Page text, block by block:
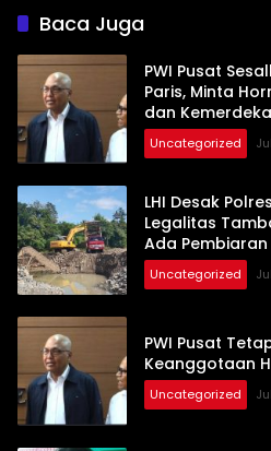
Baca Juga
PWI Pusat
Paris, Minta
dan
Uncategorized
LHI Desak
Legalitas
Ada Pembiaran
Uncategorized
PWI Pusat
Keanggotaan
Uncategorized